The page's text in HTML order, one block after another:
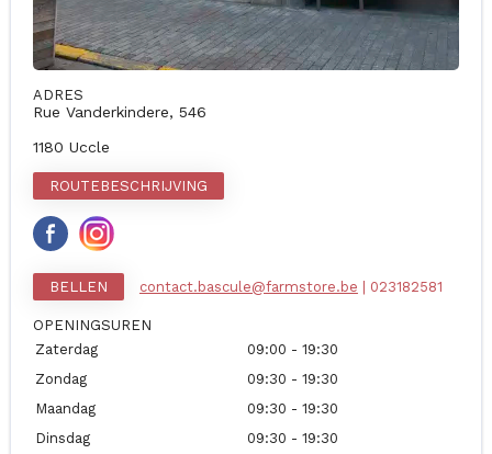
ADRES
Rue Vanderkindere, 546
1180 Uccle
ROUTEBESCHRIJVING
BELLEN contact.bascule@farmstore.be | 023182581
OPENINGSUREN
Zaterdag
09:00 - 19:30
Zondag
09:30 - 19:30
Maandag
09:30 - 19:30
Dinsdag
09:30 - 19:30